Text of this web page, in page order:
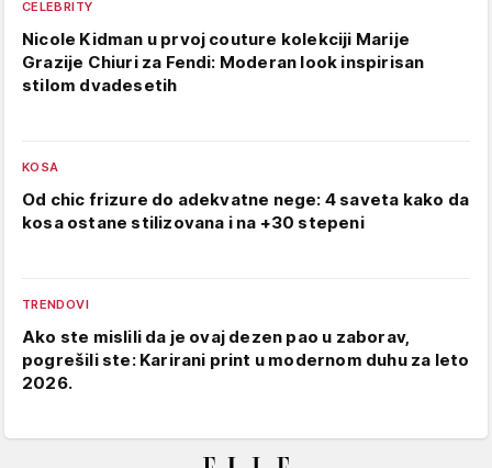
CELEBRITY
Nicole Kidman u prvoj couture kolekciji Marije
Grazije Chiuri za Fendi: Moderan look inspirisan
stilom dvadesetih
KOSA
Od chic frizure do adekvatne nege: 4 saveta kako da
kosa ostane stilizovana i na +30 stepeni
TRENDOVI
Ako ste mislili da je ovaj dezen pao u zaborav,
pogrešili ste: Karirani print u modernom duhu za leto
2026.